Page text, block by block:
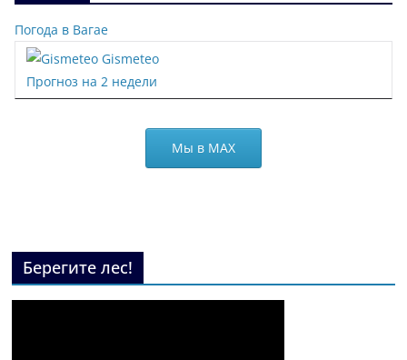
Погода в Вагае
Gismeteo
Прогноз на 2 недели
Мы в МАХ
Берегите лес!